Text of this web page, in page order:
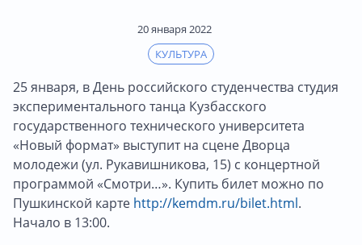
20 января 2022
КУЛЬТУРА
25 января, в День российского студенчества студия
экспериментального танца Кузбасского
государственного технического университета
«Новый формат» выступит на сцене Дворца
молодежи (ул. Рукавишникова, 15) с концертной
программой «Смотри…». Купить билет можно по
Пушкинской карте http://kemdm.ru/bilet.html.
Начало в 13:00.